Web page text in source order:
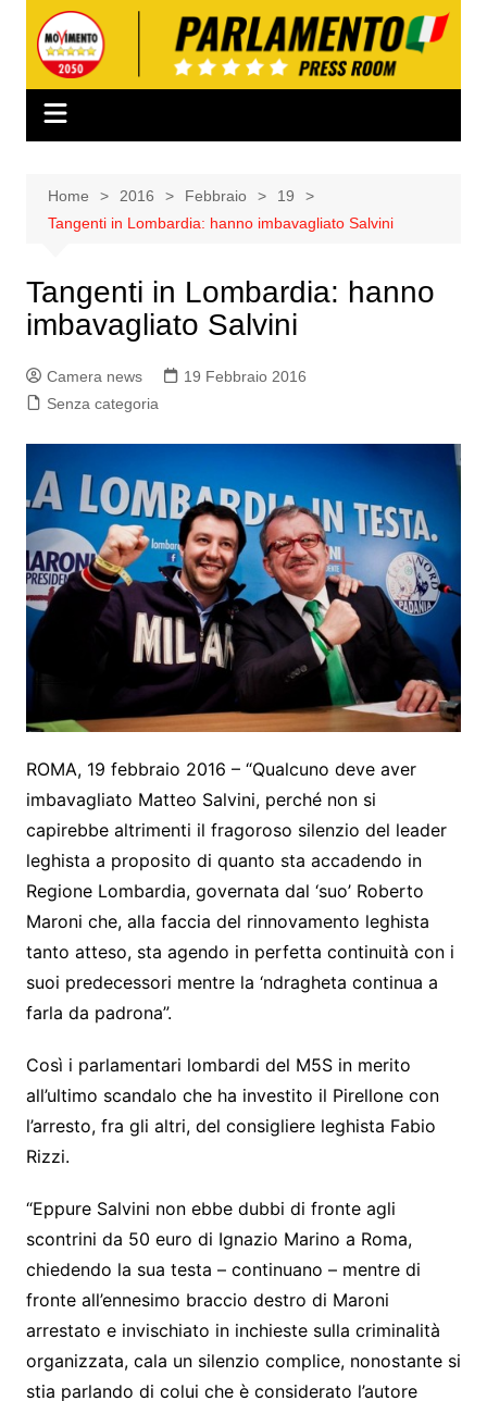
contenuto
Home 2016 Febbraio
19
Tangenti in Lombardia: hanno imbavagliato Salvini
Tangenti in Lombardia: hanno
imbavagliato Salvini
Camera news
19 Febbraio 2016
Senza categoria
ROMA, 19 febbraio 2016 – “Qualcuno deve aver
imbavagliato Matteo Salvini, perché non si
capirebbe altrimenti il fragoroso silenzio del leader
leghista a proposito di quanto sta accadendo in
Regione Lombardia, governata dal ‘suo’ Roberto
Maroni che, alla faccia del rinnovamento leghista
tanto atteso, sta agendo in perfetta continuità con i
suoi predecessori mentre la ‘ndragheta continua a
farla da padrona”.
Così i parlamentari lombardi del M5S in merito
all’ultimo scandalo che ha investito il Pirellone con
l’arresto, fra gli altri, del consigliere leghista Fabio
Rizzi.
“Eppure Salvini non ebbe dubbi di fronte agli
scontrini da 50 euro di Ignazio Marino a Roma,
chiedendo la sua testa – continuano – mentre di
fronte all’ennesimo braccio destro di Maroni
arrestato e invischiato in inchieste sulla criminalità
organizzata, cala un silenzio complice, nonostante si
stia parlando di colui che è considerato l’autore